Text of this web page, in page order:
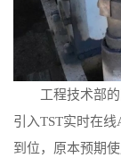
工程技术部的
引入TST实时在
到位，原本预期